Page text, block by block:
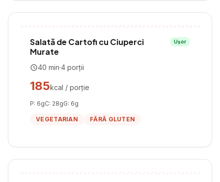
Salată de Cartofi cu Ciuperci
Murate
Ușor
40 min·4 porții
185kcal / porție
P: 6gC: 28gG: 6g
VEGETARIAN FĂRĂ GLUTEN